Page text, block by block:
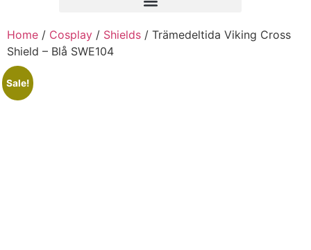
Home / Cosplay / Shields / Trämedeltida Viking Cross
Shield – Blå SWE104
Sale!